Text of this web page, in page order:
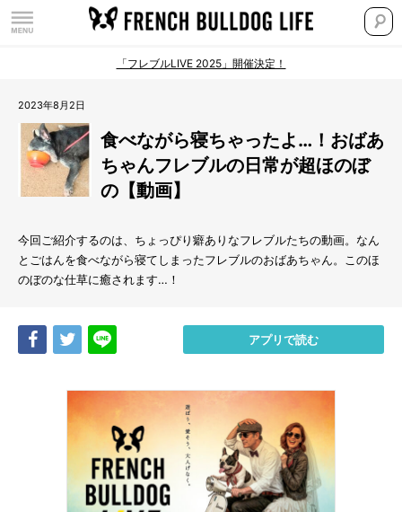
「フレブルLIVE 2025」開催決定！
2023年8月2日
食べながら寝ちゃったよ…！おばあ
ちゃんフレブルの日常が超ほのぼ
の【動画】
今回ご紹介するのは、ちょっぴり癖ありなフレブルたちの動画。なん
とごはんを食べながら寝てしまったフレブルのおばあちゃん。このほ
のぼのな仕草に癒されます…！
Share Tweet アプリで読む